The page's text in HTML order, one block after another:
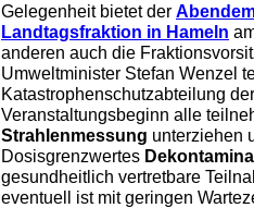
Gelegenheit bietet der
Landtagsfraktion in Hameln
anderen auch die
Umweltminister Stefan Wenzel
Katastrophenschutzabteilung
Veranstaltungsbeginn alle
Strahlenmessung unterziehen
Dosisgrenzwertes
gesundheitlich vertretbare
eventuell ist mit geringen